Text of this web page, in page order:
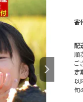
寄
配
順
ご
定
以
旬